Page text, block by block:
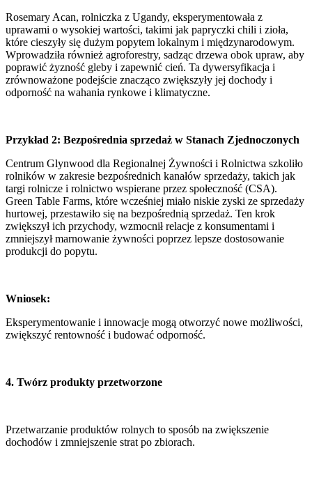
Rosemary Acan, rolniczka z Ugandy, eksperymentowała z
uprawami o wysokiej wartości, takimi jak papryczki chili i zioła,
które cieszyły się dużym popytem lokalnym i międzynarodowym.
Wprowadziła również agroforestry, sadząc drzewa obok upraw, aby
poprawić żyzność gleby i zapewnić cień. Ta dywersyfikacja i
zrównoważone podejście znacząco zwiększyły jej dochody i
odporność na wahania rynkowe i klimatyczne.
Przykład 2: Bezpośrednia sprzedaż w Stanach Zjednoczonych
Centrum Glynwood dla Regionalnej Żywności i Rolnictwa szkoliło
rolników w zakresie bezpośrednich kanałów sprzedaży, takich jak
targi rolnicze i rolnictwo wspierane przez społeczność (CSA).
Green Table Farms, które wcześniej miało niskie zyski ze sprzedaży
hurtowej, przestawiło się na bezpośrednią sprzedaż. Ten krok
zwiększył ich przychody, wzmocnił relacje z konsumentami i
zmniejszył marnowanie żywności poprzez lepsze dostosowanie
produkcji do popytu.
Wniosek:
Eksperymentowanie i innowacje mogą otworzyć nowe możliwości,
zwiększyć rentowność i budować odporność.
4. Twórz produkty przetworzone
Przetwarzanie produktów rolnych to sposób na zwiększenie
dochodów i zmniejszenie strat po zbiorach.